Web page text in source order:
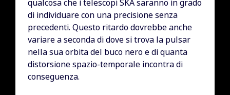
qualcosa che i telescopi SKA saranno in grado
di individuare con una precisione senza
precedenti. Questo ritardo dovrebbe anche
variare a seconda di dove si trova la pulsar
nella sua orbita del buco nero e di quanta
distorsione spazio-temporale incontra di
conseguenza.